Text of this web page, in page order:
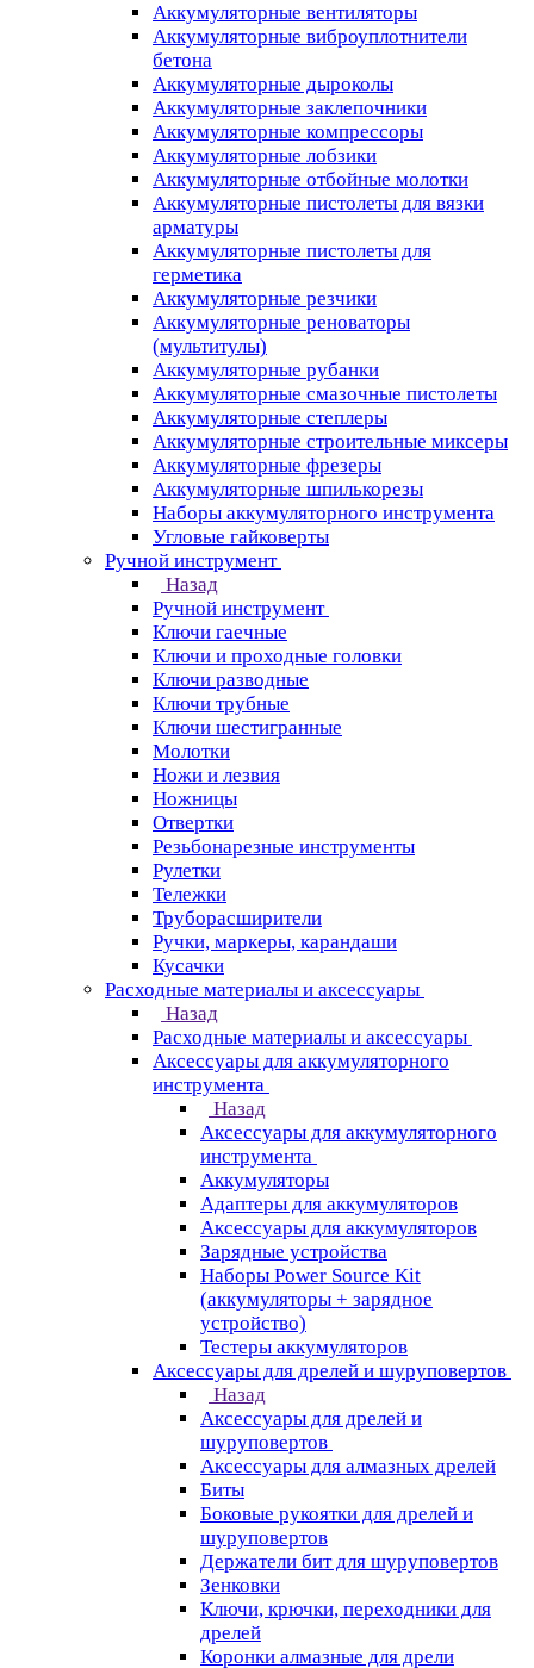
Аккумуляторные вентиляторы
Аккумуляторные виброуплотнители
бетона
Аккумуляторные дыроколы
Аккумуляторные заклепочники
Аккумуляторные компрессоры
Аккумуляторные лобзики
Аккумуляторные отбойные молотки
Аккумуляторные пистолеты для вязки
арматуры
Аккумуляторные пистолеты для
герметика
Аккумуляторные резчики
Аккумуляторные реноваторы
(мультитулы)
Аккумуляторные рубанки
Аккумуляторные смазочные пистолеты
Аккумуляторные степлеры
Аккумуляторные строительные миксеры
Аккумуляторные фрезеры
Аккумуляторные шпилькорезы
Наборы аккумуляторного инструмента
Угловые гайковерты
Ручной инструмент
Назад
Ручной инструмент
Ключи гаечные
Ключи и проходные головки
Ключи разводные
Ключи трубные
Ключи шестигранные
Молотки
Ножи и лезвия
Ножницы
Отвертки
Резьбонарезные инструменты
Рулетки
Тележки
Труборасширители
Ручки, маркеры, карандаши
Кусачки
Расходные материалы и аксессуары
Назад
Расходные материалы и аксессуары
Аксессуары для аккумуляторного
инструмента
Назад
Аксессуары для аккумуляторного
инструмента
Aккумуляторы
Адаптеры для аккумуляторов
Аксессуары для аккумуляторов
Зарядные устройства
Наборы Power Source Kit
(аккумуляторы + зарядное
устройство)
Тестеры аккумуляторов
Аксессуары для дрелей и шуруповертов
Назад
Аксессуары для дрелей и
шуруповертов
Аксессуары для алмазных дрелей
Биты
Боковые рукоятки для дрелей и
шуруповертов
Держатели бит для шуруповертов
Зенковки
Ключи, крючки, переходники для
дрелей
Коронки алмазные для дрели